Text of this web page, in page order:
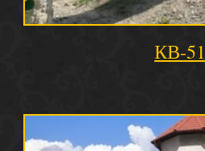
КВ-51